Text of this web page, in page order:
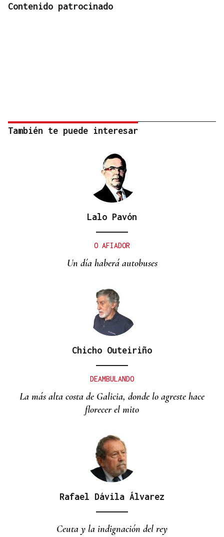
Contenido patrocinado
También te puede interesar
Lalo Pavón
O AFIADOR
Un día haberá autobuses
Chicho Outeiriño
DEAMBULANDO
La más alta costa de Galicia, donde lo agreste hace
florecer el mito
Rafael Dávila Álvarez
Ceuta y la indignación del rey